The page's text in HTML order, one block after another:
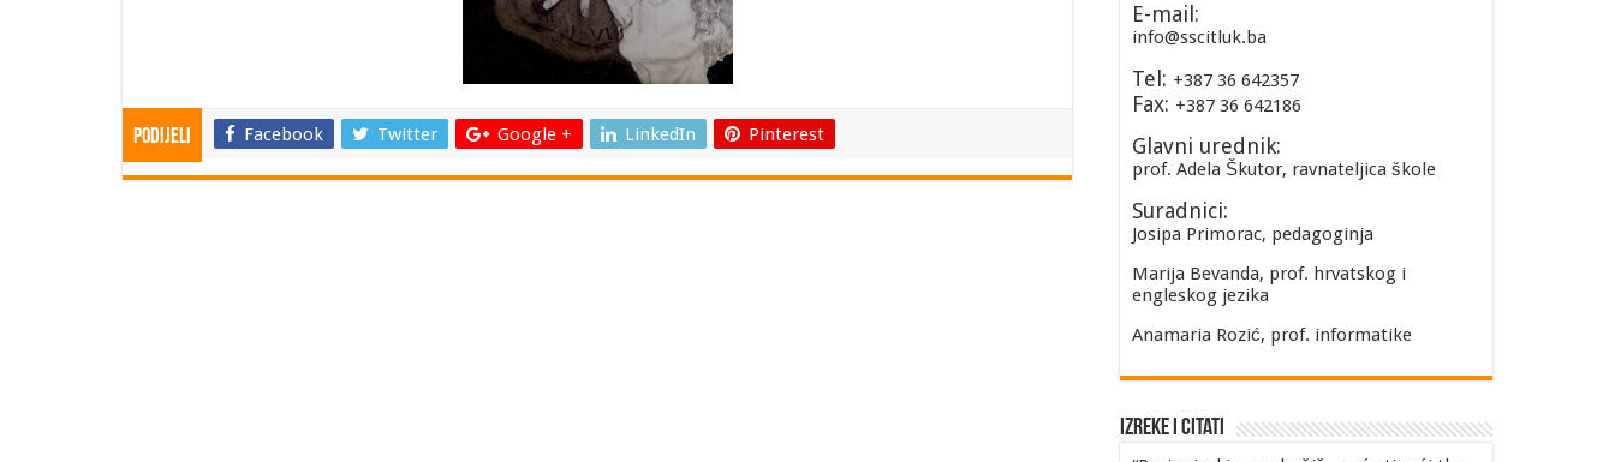
Podijeli Facebook Twitter Google + LinkedIn Pinterest
E-mail:
info@sscitluk.ba
Tel: +387 36 642357
Fax: +387 36 642186
Glavni urednik:
prof. Adela Škutor, ravnateljica škole
Suradnici:
Josipa Primorac, pedagoginja
Marija Bevanda, prof. hrvatskog i
engleskog jezika
Anamaria Rozić, prof. informatike
Izreke i Citati